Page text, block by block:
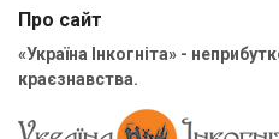
Про сайт
«Україна Інкогніта» -
краєзнавства.